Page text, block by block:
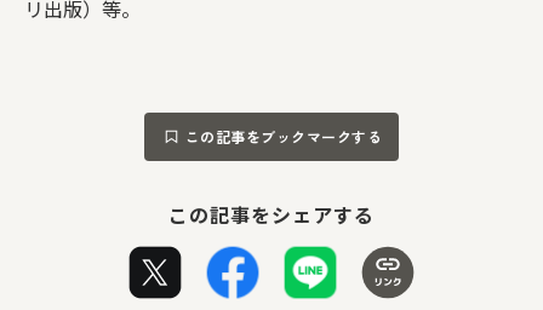
リ出版）等。
この記事をブックマークする
この記事をシェアする